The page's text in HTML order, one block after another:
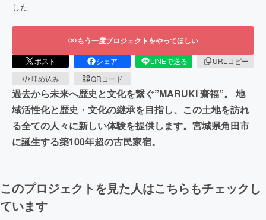
した
もう一度プロジェクトをやってほしい
ポスト シェア LINEで送る
URLコピー
埋め込み
QRコード
過去から未来へ歴史と文化を繋ぐ”MARUKI 齋福”。 地
域活性化と歴史・文化の継承を目指し、この土地を訪れ
る全ての人々に新しい体験を提供します。宮城県角田市
に誕生する築100年超の古民家宿。
このプロジェクトを見た人はこちらもチェックし
ています